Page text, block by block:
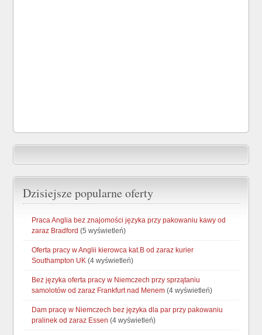
Dzisiejsze popularne oferty
Praca Anglia bez znajomości języka przy pakowaniu kawy od
zaraz Bradford (5 wyświetleń)
Oferta pracy w Anglii kierowca kat.B od zaraz kurier
Southampton UK (4 wyświetleń)
Bez języka oferta pracy w Niemczech przy sprzątaniu
samolotów od zaraz Frankfurt nad Menem (4 wyświetleń)
Dam pracę w Niemczech bez języka dla par przy pakowaniu
pralinek od zaraz Essen (4 wyświetleń)